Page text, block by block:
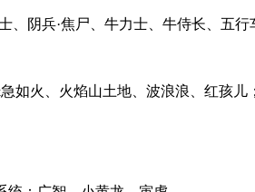
、阴兵·焦尸、牛力士、牛侍长、五行
如火、火焰山土地、波浪浪、红孩儿；